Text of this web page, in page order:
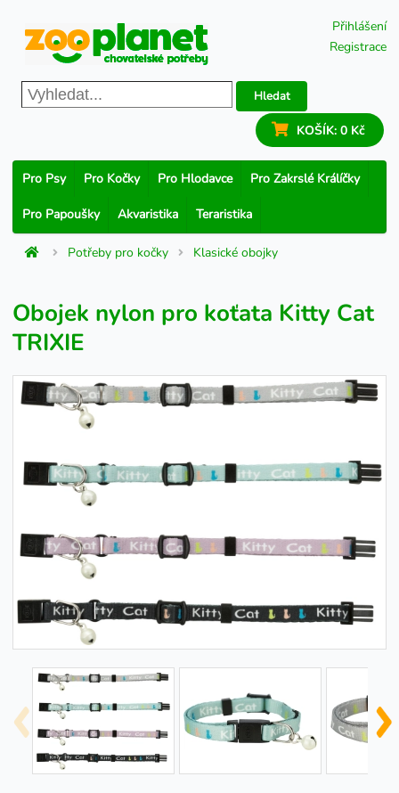
Přihlášení
Registrace
Hledat
KOŠÍK: 0 Kč
Pro Psy Pro Kočky Pro Hlodavce Pro Zakrslé Králíčky
Pro Papoušky Akvaristika Teraristika
Potřeby pro kočky Klasické obojky
Obojek nylon pro koťata Kitty Cat
TRIXIE